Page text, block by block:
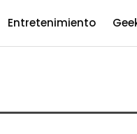
Entretenimiento